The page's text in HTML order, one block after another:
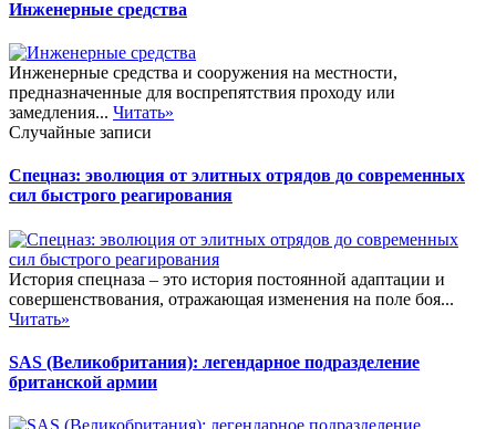
Инженерные средства
Инженерные средства и сооружения на местности,
предназначенные для воспрепятствия проходу или
замедления... Читать»
Случайные записи
Спецназ: эволюция от элитных отрядов до современных
сил быстрого реагирования
История спецназа – это история постоянной адаптации и
совершенствования, отражающая изменения на поле боя...
Читать»
SAS (Великобритания): легендарное подразделение
британской армии